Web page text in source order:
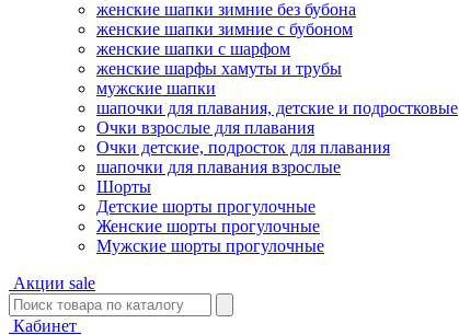
женские шапки зимние без бубона
женские шапки зимние с бубоном
женские шапки с шарфом
женские шарфы хамуты и трубы
мужские шапки
шапочки для плавания, детские и подростковые
Очки взрослые для плавания
Очки детские, подросток для плавания
шапочки для плавания взрослые
Шорты
Детские шорты прогулочные
Женские шорты прогулочные
Мужские шорты прогулочные
Акции sale
Кабинет